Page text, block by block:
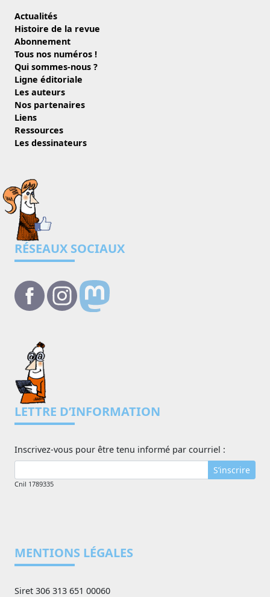
Actualités
Histoire de la revue
Abonnement
Tous nos numéros !
Qui sommes-nous ?
Ligne éditoriale
Les auteurs
Nos partenaires
Liens
Ressources
Les dessinateurs
RÉSEAUX SOCIAUX
LETTRE D’INFORMATION
Inscrivez-vous pour être tenu informé par courriel :
S’inscrire
Cnil 1789335
MENTIONS LÉGALES
Siret 306 313 651 00060